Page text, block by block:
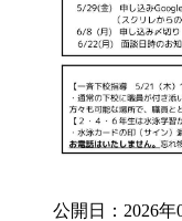
公開日：2026年